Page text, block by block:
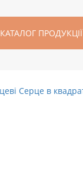
КАТАЛОГ ПРОДУКЦІЇ